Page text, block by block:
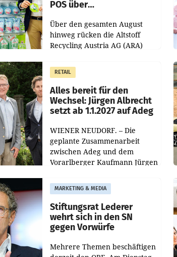
POS über
Über den gesamten August
hinweg rücken die Altstoff
Recycling Austria AG (ARA)
Müller die Initiative „Kreislauf-
Helden“ in allen
österreichischen Müller-Filialen
RETAIL
Alles bereit für den
Wechsel: Jürgen Albrecht
setzt ab 1.1.2027 auf Adeg
WIENER NEUDORF. – Die
geplante Zusammenarbeit
zwischen Adeg und dem
Vorarlberger Kaufmann Jürgen
freigegeben: Die
Bundeswettbewerbsbehörde
und der Bundeskartellanwalt
MARKETING & MEDIA
Stiftungsrat Lederer
wehrt sich in den SN
gegen Vorwürfe
Mehrere Themen beschäftigen